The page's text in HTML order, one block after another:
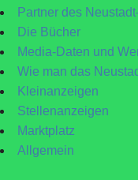
Partner des
Die Bücher
Media-Daten und
Wie man das
Kleinanzeigen
Stellenanzeigen
Marktplatz
Allgemein